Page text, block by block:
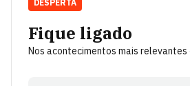
Fique ligado
Nos acontecimentos mais relevantes
DESPERTA